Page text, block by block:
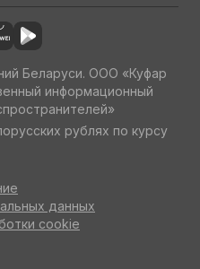
Беларуси. ООО «Куфар
информационный
рублях по курсу
данных
cookie